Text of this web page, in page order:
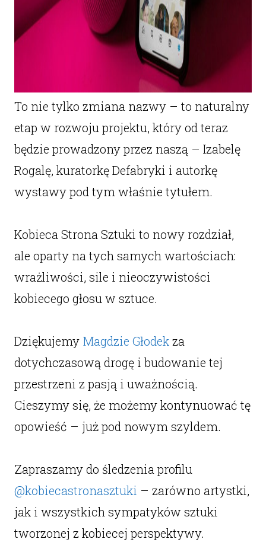
To nie tylko zmiana nazwy – to naturalny
etap w rozwoju projektu, który od teraz
będzie prowadzony przez naszą – Izabelę
Rogalę, kuratorkę Defabryki i autorkę
wystawy pod tym właśnie tytułem.
Kobieca Strona Sztuki to nowy rozdział,
ale oparty na tych samych wartościach:
wrażliwości, sile i nieoczywistości
kobiecego głosu w sztuce.
DziękujemyMagdzie Głodekza
dotychczasową drogę i budowanie tej
przestrzeni z pasją i uważnością.
Cieszymy się, że możemy kontynuować tę
opowieść – już pod nowym szyldem.
Zapraszamy do śledzenia profilu
@kobiecastronasztuki – zarówno artystki,
jak i wszystkich sympatyków sztuki
tworzonej z kobiecej perspektywy.